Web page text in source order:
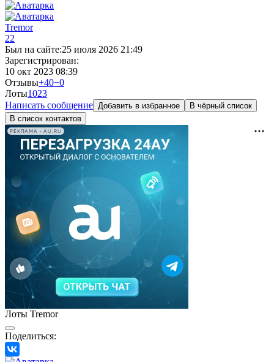
Tremor
22
Был на сайте:25 июля 2026 21:49
Зарегистрирован:
10 окт 2023 08:39
Отзывы+40−0
Лоты1023
Написать сообщение Добавить в избранное
В чёрный список
В список контактов
РЕКЛАМА • AU.RU
Лоты Tremor
Поделиться: